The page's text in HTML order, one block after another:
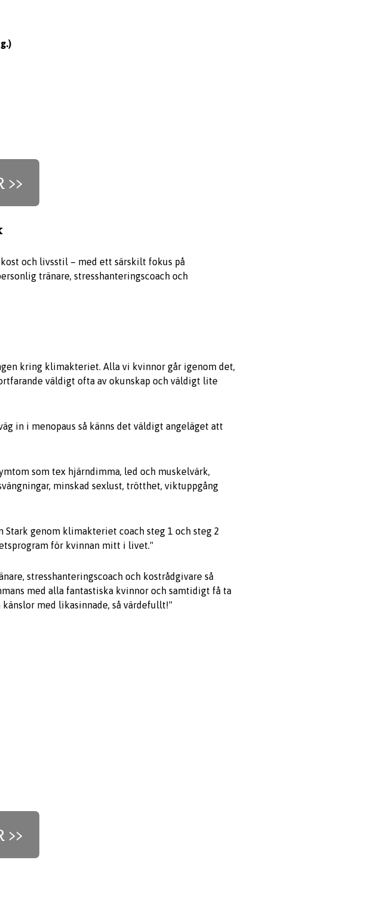
>>
och livsstil – med ett särskilt fokus på
tränare, stresshanteringscoach och
kring klimakteriet. Alla vi kvinnor går igenom det,
väldigt ofta av okunskap och väldigt lite
in i menopaus så känns det väldigt angeläget att
som tex hjärndimma, led och muskelvärk,
minskad sexlust, trötthet, viktuppgång
genom klimakteriet coach steg 1 och steg 2
för kvinnan mitt i livet."
stresshanteringscoach och kostrådgivare så
med alla fantastiska kvinnor och samtidigt få ta
med likasinnade, så värdefullt!"
>>